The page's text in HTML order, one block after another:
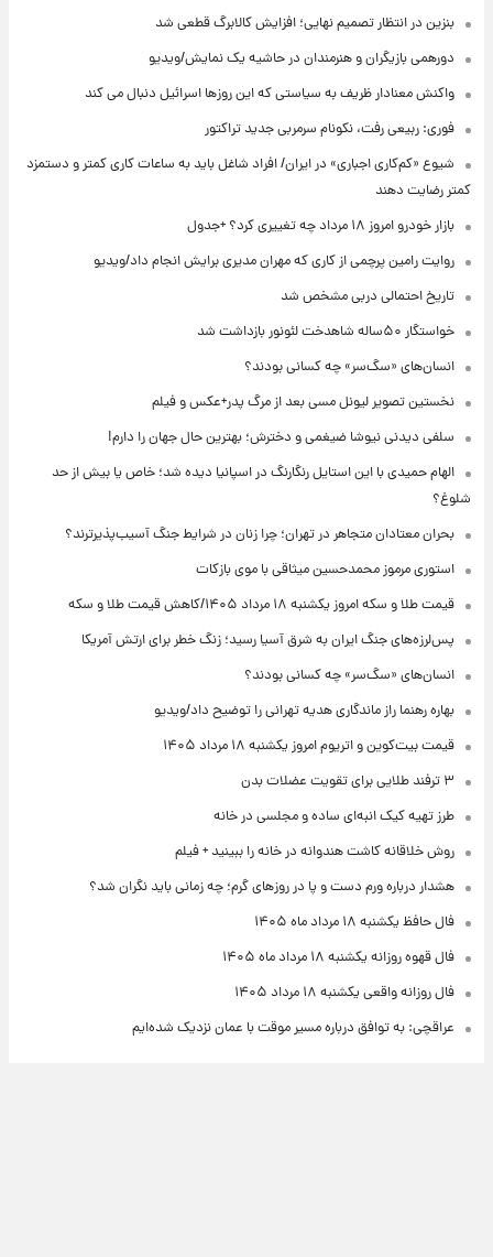
بنزین در انتظار تصمیم نهایی؛ افزایش کالابرگ قطعی شد
دورهمی بازیگران و هنرمندان در حاشیه یک نمایش/ویدیو
واکنش معنادار ظریف به سیاستی که این روزها اسرائیل دنبال می کند
فوری: ربیعی رفت، نکونام سرمربی جدید تراکتور
شیوع «کم‌کاری اجباری» در ایران/ افراد شاغل باید به ساعات کاری کمتر و دستمزد
کمتر رضایت دهند
بازار خودرو امروز ۱۸ مرداد چه تغییری کرد؟ +جدول
روایت رامین پرچمی از کاری که مهران مدیری برایش انجام داد/ویدیو
تاریخ احتمالی دربی مشخص شد
خواستگار ۵۰ساله شاهدخت لئونور بازداشت شد
انسان‌های «سگ‌سر» چه کسانی بودند؟
نخستین تصویر لیونل مسی بعد از مرگ پدر+عکس و فیلم
سلفی دیدنی نیوشا ضیغمی و دخترش؛ بهترین حال جهان را دارم!
الهام حمیدی با این استایل رنگارنگ در اسپانیا دیده شد؛ خاص یا بیش از حد
شلوغ؟
بحران معتادان متجاهر در تهران؛ چرا زنان در شرایط جنگ آسیب‌پذیرترند؟
استوری مرموز محمدحسین میثاقی با موی بازکات
قیمت طلا و سکه امروز یکشنبه ۱۸ مرداد ۱۴۰۵/کاهش قیمت طلا و سکه
پس‌لرزه‌های جنگ ایران به شرق آسیا رسید؛ زنگ خطر برای ارتش آمریکا
انسان‌های «سگ‌سر» چه کسانی بودند؟
بهاره رهنما راز ماندگاری هدیه تهرانی را توضیح داد/ویدیو
قیمت بیت‌کوین و اتریوم امروز یکشنبه ۱۸ مرداد ۱۴۰۵
۳ ترفند طلایی برای تقویت عضلات بدن
طرز تهیه کیک انبه‌ای ساده و مجلسی در خانه
روش خلاقانه کاشت هندوانه در خانه را ببینید + فیلم
هشدار درباره ورم دست و پا در روزهای گرم؛ چه زمانی باید نگران شد؟
فال حافظ یکشنبه ۱۸ مرداد ماه ۱۴۰۵
فال قهوه روزانه یکشنبه ۱۸ مرداد ماه ۱۴۰۵
فال روزانه واقعی یکشنبه ۱۸ مرداد ۱۴۰۵
عراقچی: به توافق درباره مسیر موقت با عمان نزدیک شده‌ایم